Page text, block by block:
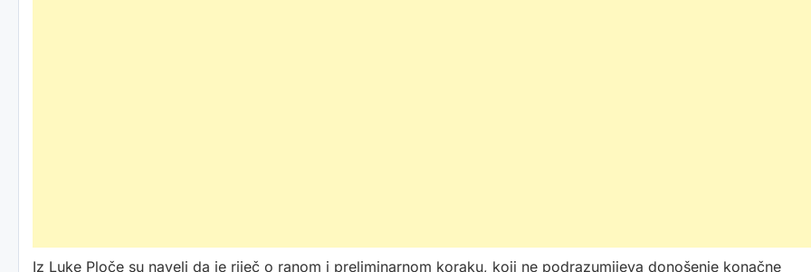
Iz Luke Ploče su naveli da je riječ o ranom i preliminarnom koraku, koji ne podrazumijeva donošenje konačne